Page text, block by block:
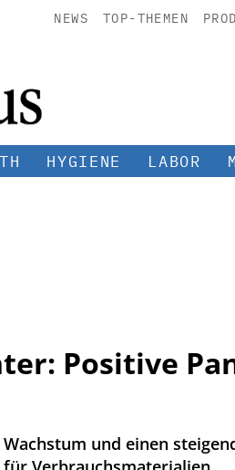
NEWS TOP-THEMEN
HYGIENE LABOR
Positive
und einen